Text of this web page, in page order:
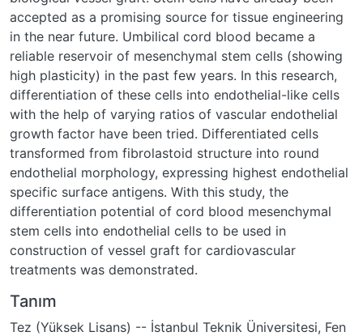
accepted as a promising source for tissue engineering
in the near future. Umbilical cord blood became a
reliable reservoir of mesenchymal stem cells (showing
high plasticity) in the past few years. In this research,
differentiation of these cells into endothelial-like cells
with the help of varying ratios of vascular endothelial
growth factor have been tried. Differentiated cells
transformed from fibrolastoid structure into round
endothelial morphology, expressing highest endothelial
specific surface antigens. With this study, the
differentiation potential of cord blood mesenchymal
stem cells into endothelial cells to be used in
construction of vessel graft for cardiovascular
treatments was demonstrated.
Tanım
Tez (Yüksek Lisans) -- İstanbul Teknik Üniversitesi, Fen